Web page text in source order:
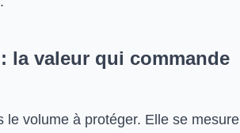
la valeur qui commande
volume à protéger. Elle se mesure